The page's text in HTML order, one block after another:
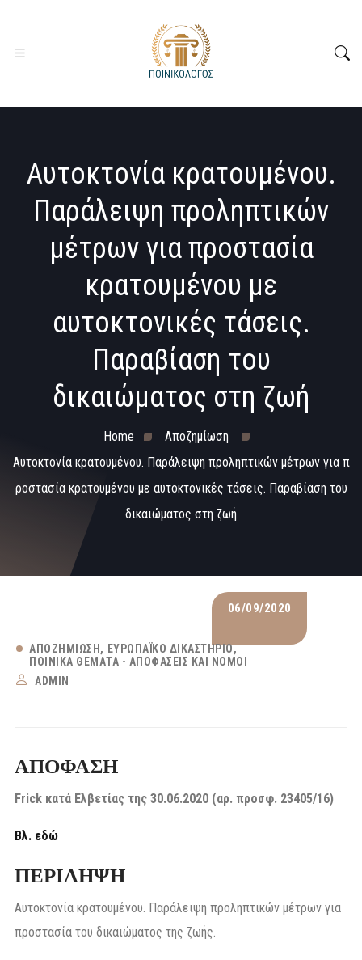
Αυτοκτονία κρατουμένου.
Παράλειψη προληπτικών
μέτρων για προστασία
κρατουμένου με
αυτοκτονικές τάσεις.
Παραβίαση του
δικαιώματος στη ζωή
Home
Αποζημίωση
Αυτοκτονία κρατουμένου. Παράλειψη προληπτικών μέτρων για π
ροστασία κρατουμένου με αυτοκτονικές τάσεις. Παραβίαση του
δικαιώματος στη ζωή
06/09/2020
ΑΠΟΖΗΜΊΩΣΗ
ΕΥΡΩΠΑΪΚΌ ΔΙΚΑΣΤΉΡΙΟ
ΠΟΙΝΙΚΆ ΘΈΜΑΤΑ - ΑΠΟΦΆΣΕΙΣ ΚΑΙ ΝΌΜΟΙ
ADMIN
ΑΠΟΦΑΣΗ
Frick κατά Ελβετίας της 30.06.2020 (αρ. προσφ. 23405/16)
Βλ. εδώ
ΠΕΡΙΛΗΨΗ
Αυτοκτονία κρατουμένου. Παράλειψη προληπτικών μέτρων για
προστασία του δικαιώματος της ζωής.